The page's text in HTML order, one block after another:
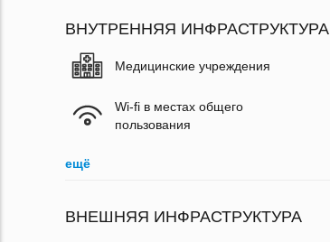
ВНУТРЕННЯЯ ИНФРАСТРУКТУРА
Медицинские учреждения
Wi-fi в местах общего
пользования
ещё
ВНЕШНЯЯ ИНФРАСТРУКТУРА